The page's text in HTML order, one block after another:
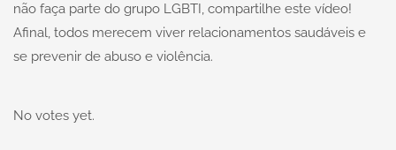
não faça parte do grupo LGBTI, compartilhe este vídeo!
Afinal, todos merecem viver relacionamentos saudáveis e
se prevenir de abuso e violência.
No votes yet.